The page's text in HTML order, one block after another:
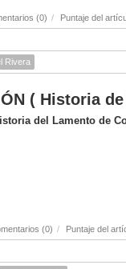
(0) / Puntaje del
Rivera
( Historia
del Lamento de
(0) / Puntaje del